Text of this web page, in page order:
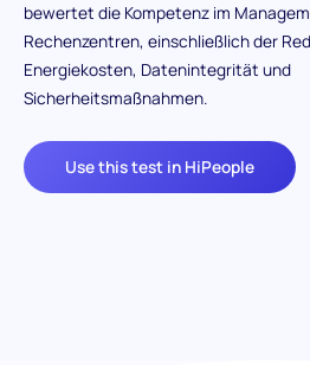
bewertet die Kompetenz im
Rechenzentren, einschließlich der
Energiekosten, Datenintegrität und
Sicherheitsmaßnahmen.
Use this test in HiPeople